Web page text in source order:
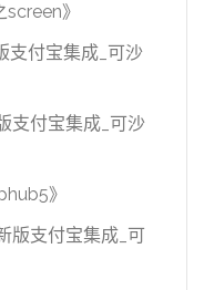
screen》
支付宝集成_可沙
支付宝集成_可沙
》
版支付宝集成_可